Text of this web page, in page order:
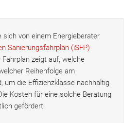
sich von einem Energieberater
Sanierungsfahrplan (iSFP)
zeigt auf, welche
Reihenfolge am
um die Effizienzklasse nachhaltig
Kosten für eine solche Beratung
gefördert.